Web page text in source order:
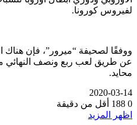
لفيروس كورونا.
ووفقًا لصحيفة “ميرور”، فإن هناك
عن طريق لعب ربع ونصف النهائي
محايد.
2020-03-14
0
أقل من دقيقة
اظهر المزيد